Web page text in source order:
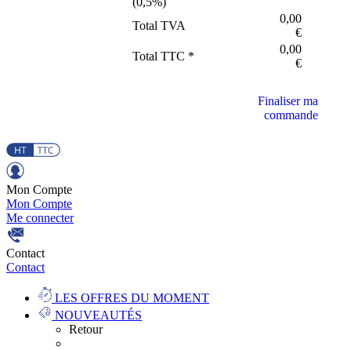
Total TVA
0,00
€
Total TTC *
0,00
€
Finaliser ma
commande
Mon Compte
Mon Compte
Me connecter
Contact
Contact
LES OFFRES DU MOMENT
NOUVEAUTÉS
Retour